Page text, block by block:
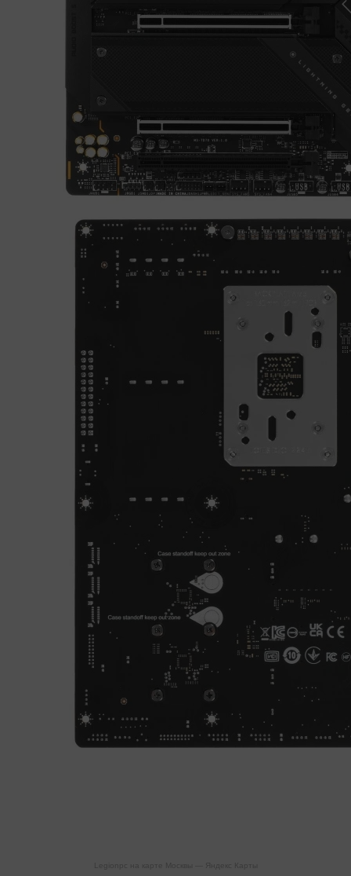
Legionpc на карте Москвы — Яндекс Карты